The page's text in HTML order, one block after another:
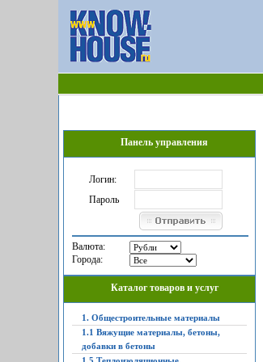
Панель управления
Логин:
Пароль
Валюта:
Города:
Каталог товаров и услуг
1. Общестроительные материалы
1.1 Вяжущие материалы, бетоны,
добавки в бетоны